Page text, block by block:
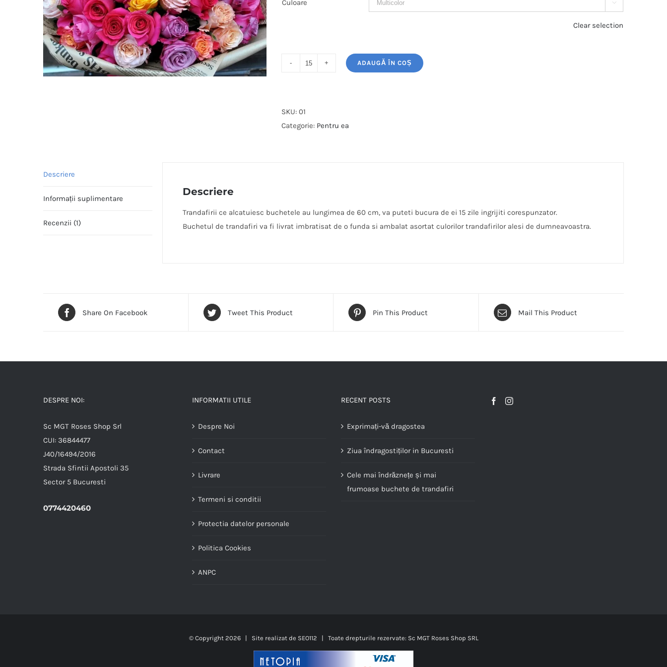
Culoare 
Clear selection
pentru
ADAUGĂ ÎN COȘ
SKU: 01
Categorie: Pentru ea
Descriere
Informații suplimentare
Recenzii (1)
Descriere
Trandafirii ce alcatuiesc buchetele au lungimea de 60 cm, va puteti bucura de ei 15 zile ingrijiti corespunzator.
Buchetul de trandafiri va fi livrat imbratisat de o funda si ambalat asortat culorilor trandafirilor alesi de dumneavoastra.
Share On Facebook Tweet This Product Pin This Product Mail This Product
DESPRE NOI:
Sc MGT Roses Shop Srl
CUI: 36844477
J40/16494/2016
Strada Sfintii Apostoli 35
Sector 5 Bucuresti
0774420460
INFORMATII UTILE
Despre Noi
Contact
Livrare
Termeni si conditii
Protectia datelor personale
Politica Cookies
ANPC
RECENT POSTS
Exprimați-vă dragostea
Ziua îndragostiților in Bucuresti
Cele mai îndrăznețe și mai
frumoase buchete de trandafiri
© Copyright 2026 | Site realizat de SEO112 | Toate drepturile rezervate: Sc MGT Roses Shop SRL